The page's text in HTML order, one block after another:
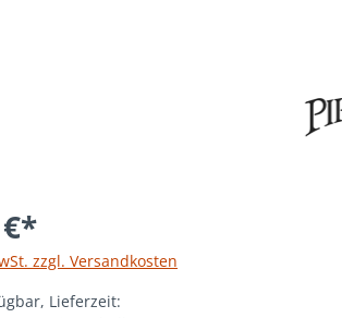
zzgl. Versandkosten
Lieferzeit: